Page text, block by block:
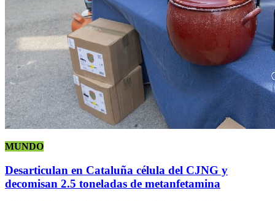
MUNDO
Desarticulan en Cataluña célula del CJNG y
decomisan 2.5 toneladas de metanfetamina